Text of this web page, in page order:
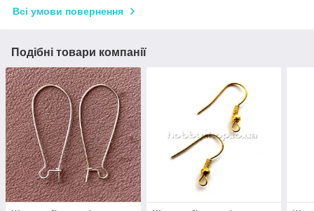
Всі умови повернення
Подібні товари компанії